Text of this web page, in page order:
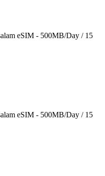
eSIM - 500MB/Day / 15
eSIM - 500MB/Day / 15